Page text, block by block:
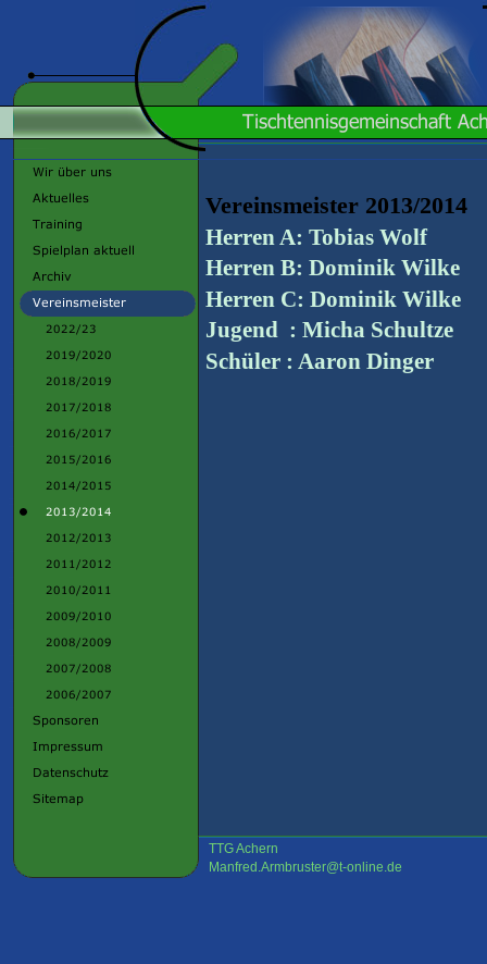
Vereinsmeister 2013/2014
Herren A: Tobias Wolf
Herren B: Dominik Wilke
Herren C: Dominik Wilke
Jugend : Micha Schultze
Schüler : Aaron Dinger
TTG Achern
Manfred.Armbruster@t-online.de